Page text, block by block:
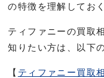
の特徴を理解してお
ティファニーの買取
知りたい方は、以下
【 ティファニー買取